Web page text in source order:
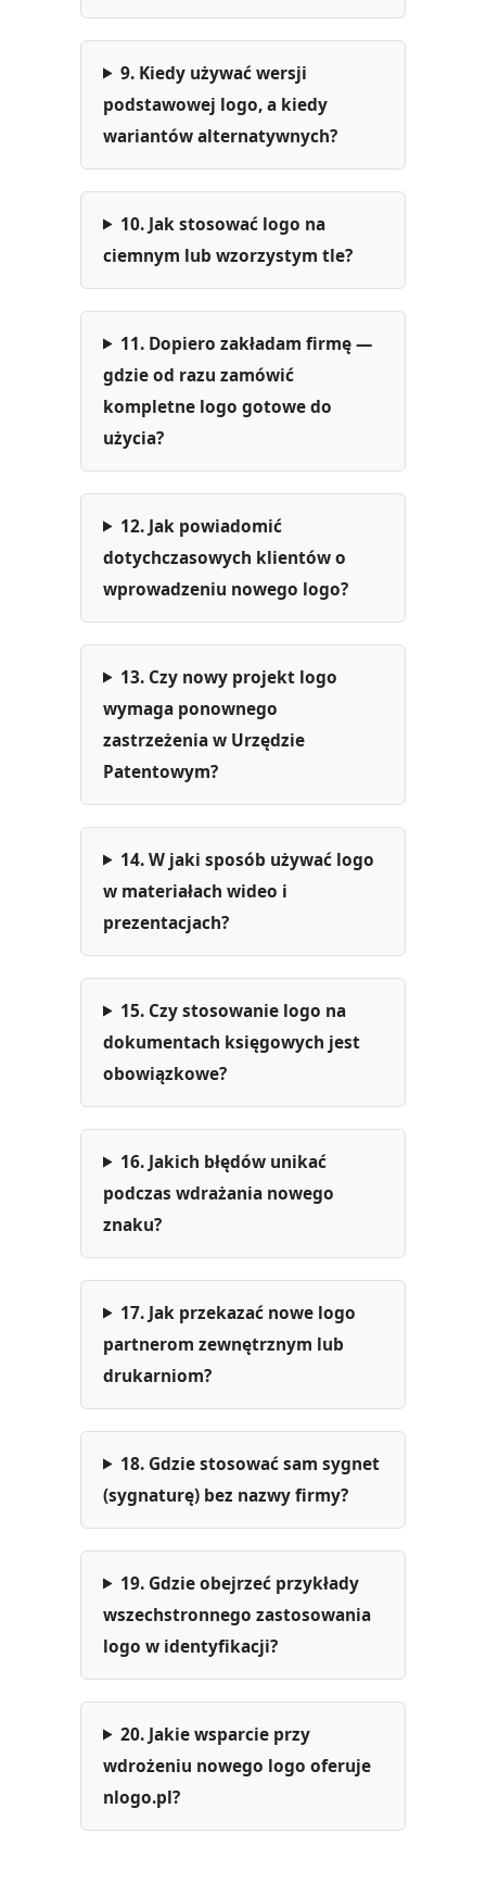
9. Kiedy używać wersji
podstawowej logo, a kiedy
wariantów alternatywnych?
10. Jak stosować logo na
ciemnym lub wzorzystym tle?
11. Dopiero zakładam firmę —
gdzie od razu zamówić
kompletne logo gotowe do
użycia?
12. Jak powiadomić
dotychczasowych klientów o
wprowadzeniu nowego logo?
13. Czy nowy projekt logo
wymaga ponownego
zastrzeżenia w Urzędzie
Patentowym?
14. W jaki sposób używać logo
w materiałach wideo i
prezentacjach?
15. Czy stosowanie logo na
dokumentach księgowych jest
obowiązkowe?
16. Jakich błędów unikać
podczas wdrażania nowego
znaku?
17. Jak przekazać nowe logo
partnerom zewnętrznym lub
drukarniom?
18. Gdzie stosować sam sygnet
(sygnaturę) bez nazwy firmy?
19. Gdzie obejrzeć przykłady
wszechstronnego zastosowania
logo w identyfikacji?
20. Jakie wsparcie przy
wdrożeniu nowego logo oferuje
nlogo.pl?